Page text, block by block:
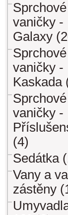
Sprchové
vaničky -
Galaxy
Sprchové
vaničky -
Kaskada
Sprchové
vaničky -
(4)
Sedátka
Vany a
zástěny